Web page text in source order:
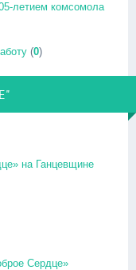
летием комсомола
(0)
на Ганцевщине
Сердце»